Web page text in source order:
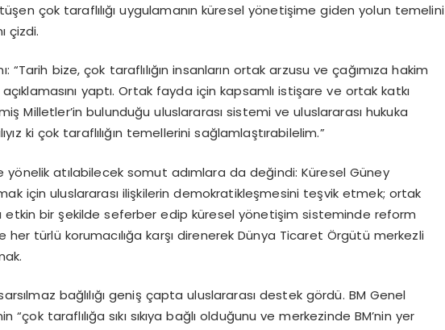
çok taraflılığı uygulamanın küresel yönetişime giden yolun temelini
çizdi.
bize, çok taraflılığın insanların ortak arzusu ve çağımıza hakim
yaptı. Ortak fayda için kapsamlı istişare ve ortak katkı
Milletler’in bulunduğu uluslararası sistemi ve uluslararası hukuka
ki çok taraflılığın temellerini sağlamlaştırabilelim.”
yönelik atılabilecek somut adımlara da değindi: Küresel Güney
için uluslararası ilişkilerin demokratikleşmesini teşvik etmek; ortak
etkin bir şekilde seferber edip küresel yönetişim sisteminde reform
türlü korumacılığa karşı direnerek Dünya Ticaret Örgütü merkezli
bağlılığı geniş çapta uluslararası destek gördü. BM Genel
“çok taraflılığa sıkı sıkıya bağlı olduğunu ve merkezinde BM’nin yer